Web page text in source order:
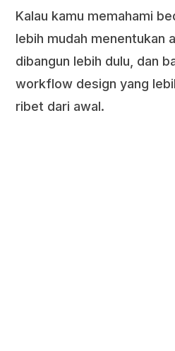
Kalau kamu memahami
lebih mudah menentukan
dibangun lebih dulu, dan
workflow design yang
ribet dari awal.